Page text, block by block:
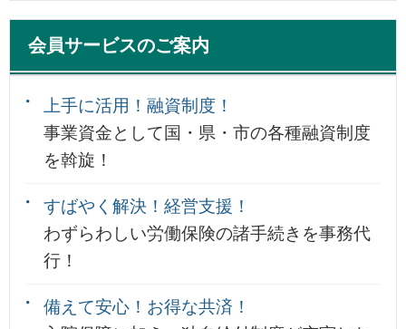
会員サービスのご案内
上手に活用！融資制度！
事業資金として国・県・市の各種融資制度
を斡旋！
すばやく解決！経営支援！
わずらわしい労働保険の諸手続きを事務代
行！
備えて安心！お得な共済！